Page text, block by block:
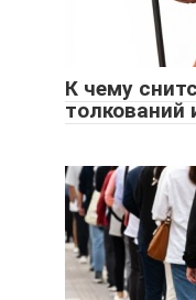
К чему
толкований